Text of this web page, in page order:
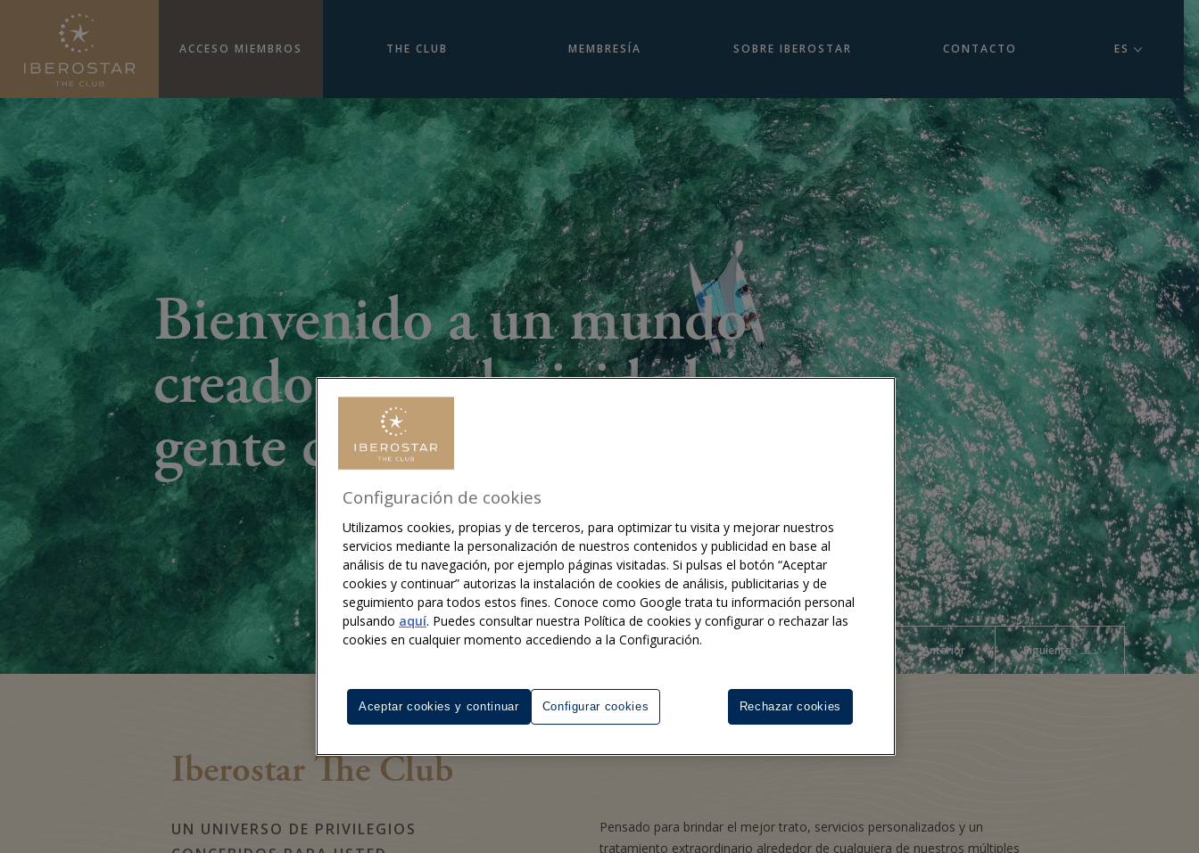
ACCESO MIEMBROS THE CLUB MEMBRESÍA SOBRE IBEROSTAR CONTACTO ES
Bienvenido a un mundo
creado en exclusividad para
gente como usted.
Anterior Siguiente
Iberostar The Club
UN UNIVERSO DE PRIVILEGIOS
Pensado para brindar el mejor trato, servicios personalizados y un
tratamiento extraordinario alrededor de cualquiera de nuestros múltiples
Configuración de cookies
Utilizamos cookies, propias y de terceros, para optimizar tu visita y mejorar nuestros
servicios mediante la personalización de nuestros contenidos y publicidad en base al
análisis de tu navegación, por ejemplo páginas visitadas. Si pulsas el botón “Aceptar
cookies y continuar” autorizas la instalación de cookies de análisis, publicitarias y de
seguimiento para todos estos fines. Conoce como Google trata tu información personal
pulsando aquí. Puedes consultar nuestra Política de cookies y configurar o rechazar las
cookies en cualquier momento accediendo a la Configuración.
Configurar cookies Rechazar cookies
Aceptar cookies y continuar